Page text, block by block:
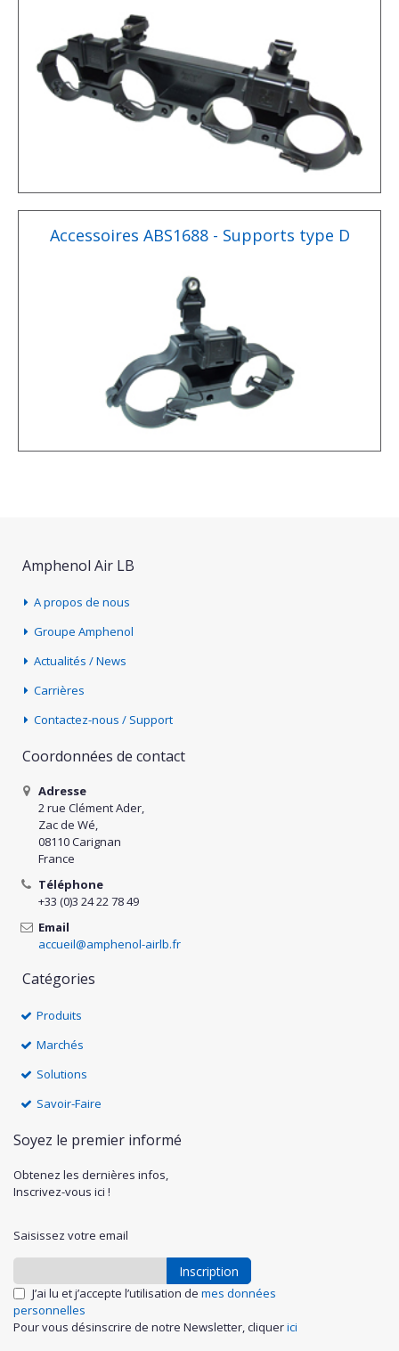
Accessoires ABS1688 - Supports type D
Amphenol Air LB
A propos de nous
Groupe Amphenol
Actualités / News
Carrières
Contactez-nous / Support
Coordonnées de contact
Adresse
2 rue Clément Ader,
Zac de Wé,
08110 Carignan
France
Téléphone
+33 (0)3 24 22 78 49
Email
accueil@amphenol-airlb.fr
Catégories
Produits
Marchés
Solutions
Savoir-Faire
Soyez le premier informé
Obtenez les dernières infos,
Inscrivez-vous ici !
Saisissez votre email
Inscription
J’ai lu et j’accepte l’utilisation de mes données
personnelles
Pour vous désinscrire de notre Newsletter, cliquerici